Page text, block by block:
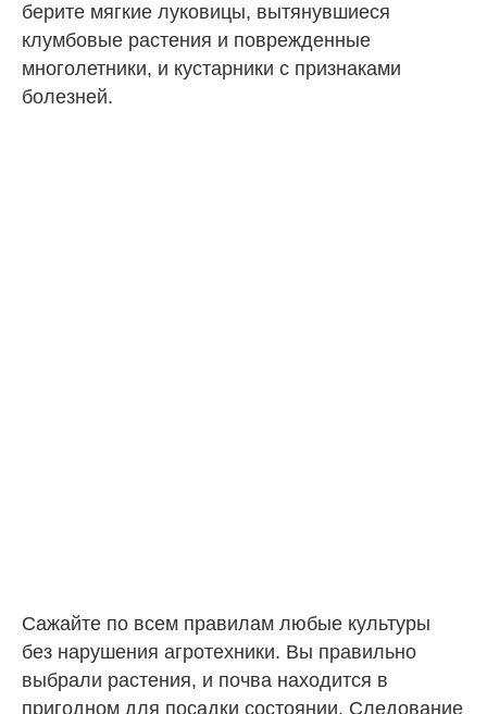
берите мягкие луковицы, вытянувшиеся
клумбовые растения и поврежденные
многолетники, и кустарники с признаками
болезней.
Сажайте по всем правилам любые культуры
без нарушения агротехники. Вы правильно
выбрали растения, и почва находится в
пригодном для посадки состоянии. Следование